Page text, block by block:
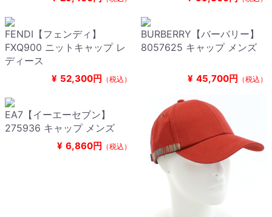
FENDI【フェンディ】
FXQ900 ニットキャップ レ
ディース
¥ 52,300円 （税込）
BURBERRY【バーバリー】
8057625 キャップ メンズ
¥ 45,700円 （税込）
EA7【イーエーセブン】
275936 キャップ メンズ
¥ 6,860円 （税込）